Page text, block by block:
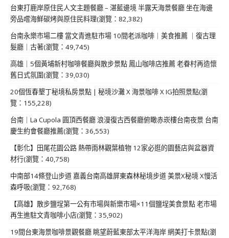
台東打鹿岸原住民人文主題餐廳 – 湛藍邊境 半露天海景餐廳 坐在海邊
旁品嚐海鮮碳烤與原住民料理(瀏覽：82,382)
台南永樂市場二樓 當文青進駐市場 10間老派咖啡｜美食推薦 ｜復古理
髮廳｜古著(瀏覽：49,745)
高雄｜5個黃埔新村咖啡餐廳與散步景點 鳳山咖啡店推薦 老眷村再造懷
舊日式氛圍(瀏覽：39,030)
20個恆春墾丁秘境私房景點 | 秘境沙灘 X 海景咖啡 X IG拍照景點(瀏
覽：155,228)
台南｜La Cupola 圓頂西餐廳 浪漫復古西餐廳俯瞰赤崁樓台南夜景 台南
慶生約會餐廳推薦(瀏覽：36,553)
【彰化】田尾花園公路 熱帶雨林觀葉植物 12家必逛的園藝店與盆器資
材行(瀏覽：40,758)
中南部14條登山步道 嘉義台南高雄屏東森林秘境步道 美景X秘境 X慢活
森呼吸(瀏覽：92,768)
【高雄】散步鹽埕第一公有市場與新樂市場×11個鹽埕美食景點 老市場
再生進駐文青咖啡小店(瀏覽：35,902)
19間台東海景咖啡景觀餐廳 眺望蔚藍東部太平洋海岸 網美打卡景點(瀏